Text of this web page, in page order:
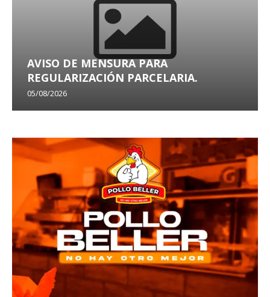
AVISO DE MENSURA PARA
REGULARIZACIÓN PARCELARIA.
05/08/2026